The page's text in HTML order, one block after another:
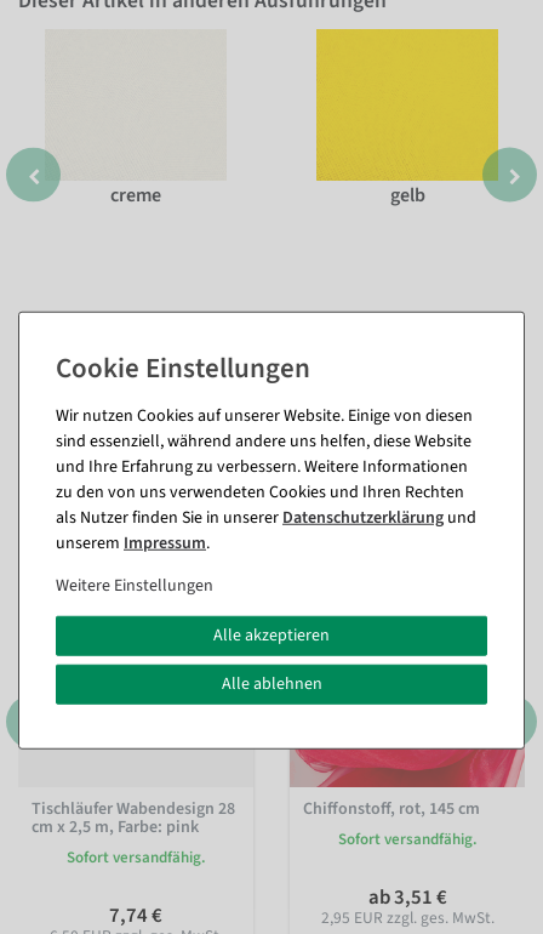
creme gelb
Passende Artikel zu diesem Produkt
(8)
Tischläufer Wabendesign 28
cm x 2,5 m, Farbe: pink
Sofort versandfähig.
7,74 €
Chiffonstoff, rot, 145 cm
Sofort versandfähig.
ab 3,51 €
2,95 EUR zzgl. ges. MwSt.
Wir nutzen Cookies auf unserer Website. Einige von diesen
sind essenziell, während andere uns helfen, diese Website
und Ihre Erfahrung zu verbessern. Weitere Informationen
zu den von uns verwendeten Cookies und Ihren Rechten
als Nutzer finden Sie in unsererDaten­schutz­erklärung und
unserem Impressum.
Weitere Einstellungen
Alle akzeptieren
Alle ablehnen